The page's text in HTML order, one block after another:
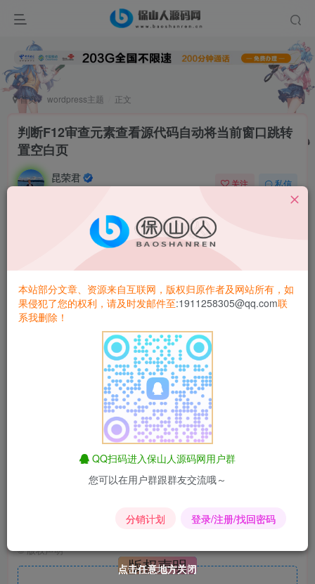
首页 wordpress主题 正文
判断F12审查元素查看源代码自动将当前窗口跳转
置空白页
昆荣君
2年前更新
关注 私信
网站安全策略，判断F12审查元素查看源代码偷代码等，网
匿名短信 昆荣君导航
爱情辅导 昆荣君
保山人商城 保山人号卡
无论你在什么时候开始，重要的是开始之后就不要停止
©版权声明
版权声明
点击任意地方关闭
点击任意地方关闭
点击任意地方关闭
点击任意地方关闭
点击任意地方关闭
点击任意地方关闭
本站部分文章、资源来自互联网，版权归原作者及网站所有，如
果侵犯了您的权利，请及时发邮件至:1911258305@qq.com联
系我删除！
QQ扫码进入保山人源码网用户群
您可以在用户群跟群友交流哦～
分销计划 登录/注册/找回密码